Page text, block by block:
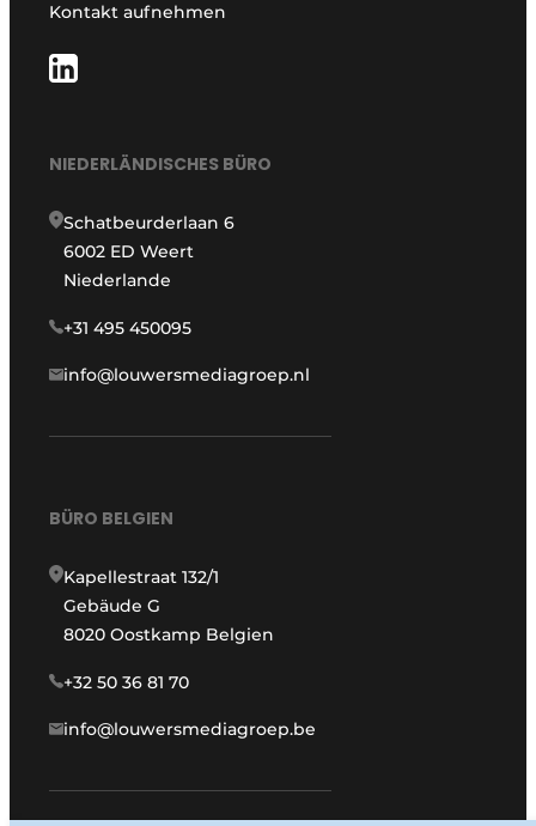
Kontakt aufnehmen
NIEDERLÄNDISCHES BÜRO
Schatbeurderlaan 6
6002 ED Weert
Niederlande
+31 495 450095
info@louwersmediagroep.nl
BÜRO BELGIEN
Kapellestraat 132/1
Gebäude G
8020 Oostkamp Belgien
+32 50 36 81 70
info@louwersmediagroep.be